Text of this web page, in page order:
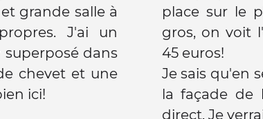
grande salle à
J'ai un
dans
chevet et une
ici!
place sur le
gros, on voit
45 euros!
Je sais qu'en
la façade de
direct. Je